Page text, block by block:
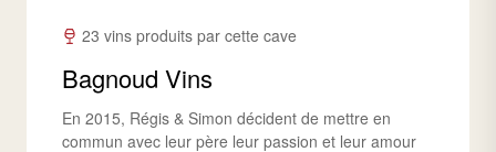
23 vins produits par cette cave
Bagnoud Vins
En 2015, Régis & Simon décident de mettre en
commun avec leur père leur passion et leur amour